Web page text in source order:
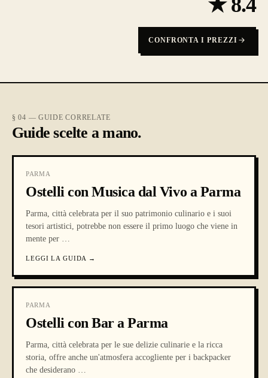
★8.4
CONFRONTA I PREZZI
§ 04 — GUIDE CORRELATE
Guide scelte a mano.
PARMA
Ostelli con Musica dal Vivo a Parma
Parma, città celebrata per il suo patrimonio culinario e i suoi
tesori artistici, potrebbe non essere il primo luogo che viene in
mente per …
LEGGI LA GUIDA →
PARMA
Ostelli con Bar a Parma
Parma, città celebrata per le sue delizie culinarie e la ricca
storia, offre anche un'atmosfera accogliente per i backpacker
che desiderano …